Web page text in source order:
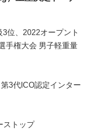
位、2022オープント
手権大会 男子軽重量
3代ICO認定インター
ストップ